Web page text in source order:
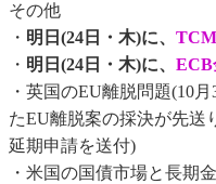
その他
・ 明日(24日・木)に、
・ 明日(24日・木)に、 ECB
・英国のEU離脱問題(10
たEU離脱案の採決が先
延期申請を送付)
・米国の国債市場と長期